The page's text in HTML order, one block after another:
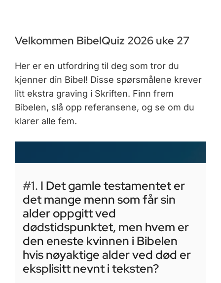
Velkommen BibelQuiz 2026 uke 27
Her er en utfordring til deg som tror du
kjenner din Bibel! Disse spørsmålene krever
litt ekstra graving i Skriften. Finn frem
Bibelen, slå opp referansene, og se om du
klarer alle fem.
#1. I Det gamle testamentet er
det mange menn som får sin
alder oppgitt ved
dødstidspunktet, men hvem er
den eneste kvinnen i Bibelen
hvis nøyaktige alder ved død er
eksplisitt nevnt i teksten?